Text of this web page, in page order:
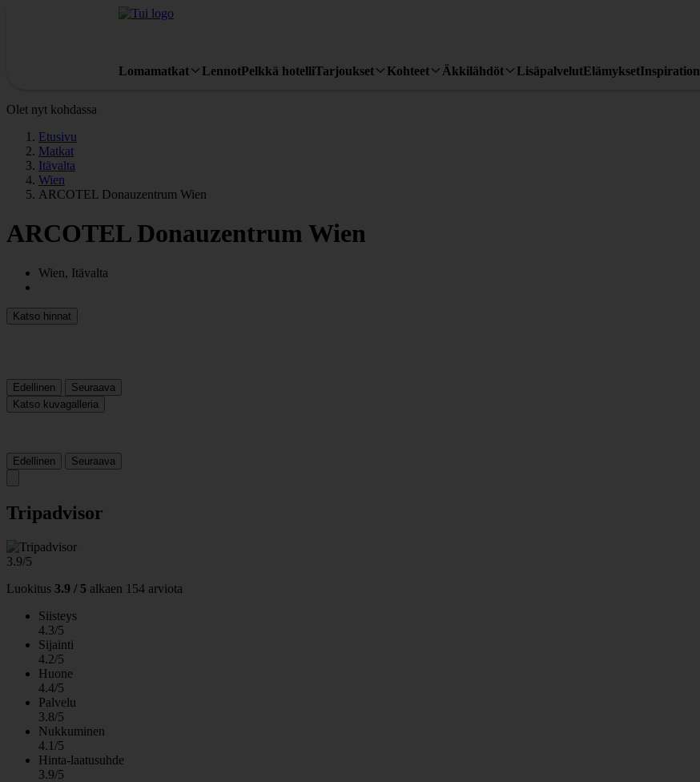
Lomamatkat LennotPelkkä hotelliTarjoukset Kohteet Äkkilähdöt LisäpalvelutElämyksetInspiration
Olet nyt kohdassa
Etusivu
Matkat
Itävalta
Wien
ARCOTEL Donauzentrum Wien
ARCOTEL Donauzentrum Wien
Wien, Itävalta
Katso hinnat
Edellinen
Seuraava
Katso kuvagalleria
Edellinen Seuraava
Tripadvisor
3.9/5
Luokitus 3.9 / 5 alkaen 154 arviota
Siisteys
4.3/5
Sijainti
4.2/5
Huone
4.4/5
Palvelu
3.8/5
Nukkuminen
4.1/5
Hinta-laatusuhde
3.9/5